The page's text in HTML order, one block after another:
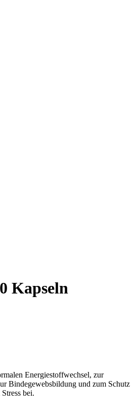
Kapseln
Energiestoffwechsel, zur
Bindegewebsbildung und zum Schutz
bei.